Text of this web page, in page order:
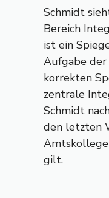
Schmidt
Bereich
ist ein
Aufgabe
korrekten
zentrale
Schmidt
den letzten
gilt.